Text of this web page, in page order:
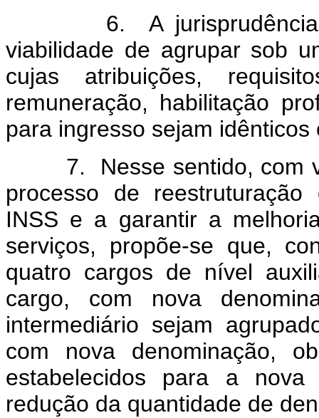
6. A jurisprudência
viabilidade de agrupar sob
cujas atribuições,
remuneração, habilitação
para ingresso sejam
7. Nesse sentido, com
processo de
INSS e a garantir a
serviços, propõe-se que,
quatro cargos de nível
cargo, com nova
intermediário sejam
com nova denominação,
estabelecidos para a nova
redução da quantidade de